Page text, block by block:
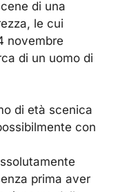
di una
le cui
novembre
di un uomo di
di età scenica
con
prima aver